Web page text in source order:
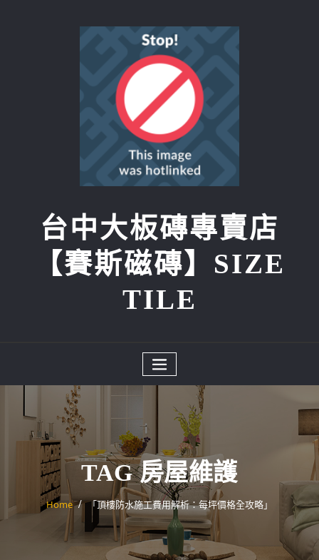
台中大板磚專賣店
【賽斯磁磚】SIZE
TILE
TAG 房屋維護
Home 「頂樓防水施工費用解析：每坪價格全攻略」